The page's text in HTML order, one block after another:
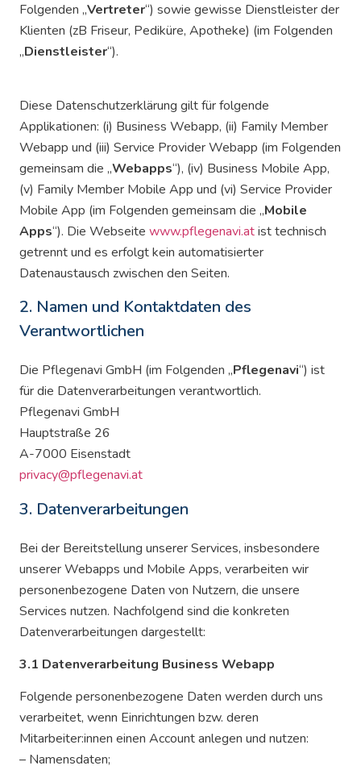
Folgenden „Vertreter“) sowie gewisse Dienstleister der
Klienten (zB Friseur, Pediküre, Apotheke) (im Folgenden
„Dienstleister“).
Diese Datenschutzerklärung gilt für folgende
Applikationen: (i) Business Webapp, (ii) Family Member
Webapp und (iii) Service Provider Webapp (im Folgenden
gemeinsam die „Webapps“), (iv) Business Mobile App,
(v) Family Member Mobile App und (vi) Service Provider
Mobile App (im Folgenden gemeinsam die „Mobile
Apps“). Die Webseite www.pflegenavi.atist technisch
getrennt und es erfolgt kein automatisierter
Datenaustausch zwischen den Seiten.
2. Namen und Kontaktdaten des
Verantwortlichen
Die Pflegenavi GmbH (im Folgenden „Pflegenavi“) ist
für die Datenverarbeitungen verantwortlich.
Pflegenavi GmbH
Hauptstraße 26
A-7000 Eisenstadt
privacy@pflegenavi.at
3. Datenverarbeitungen
Bei der Bereitstellung unserer Services, insbesondere
unserer Webapps und Mobile Apps, verarbeiten wir
personenbezogene Daten von Nutzern, die unsere
Services nutzen. Nachfolgend sind die konkreten
Datenverarbeitungen dargestellt:
3.1 Datenverarbeitung Business Webapp
Folgende personenbezogene Daten werden durch uns
verarbeitet, wenn Einrichtungen bzw. deren
Mitarbeiter:innen einen Account anlegen und nutzen:
– Namensdaten;